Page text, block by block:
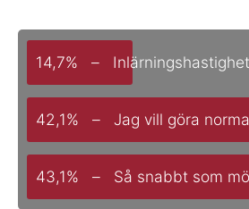
14,7% –
42,1% – Jag vill göra
43,1% – Så snabbt som